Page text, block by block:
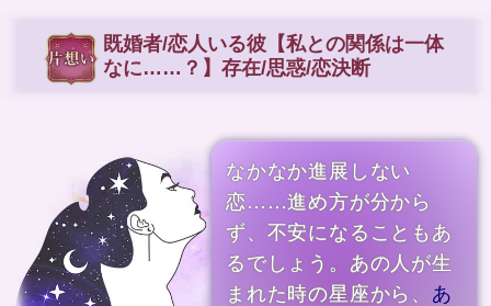
既婚者/恋人いる彼【私との関係は一体
なに……？】存在/思惑/恋決断
なかなか進展しない
恋……進め方が分から
ず、不安になることもあ
るでしょう。あの人が生
まれた時の星座から、 あ